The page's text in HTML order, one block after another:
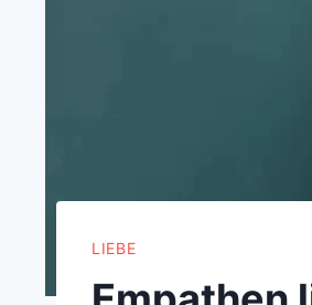
LIEBE